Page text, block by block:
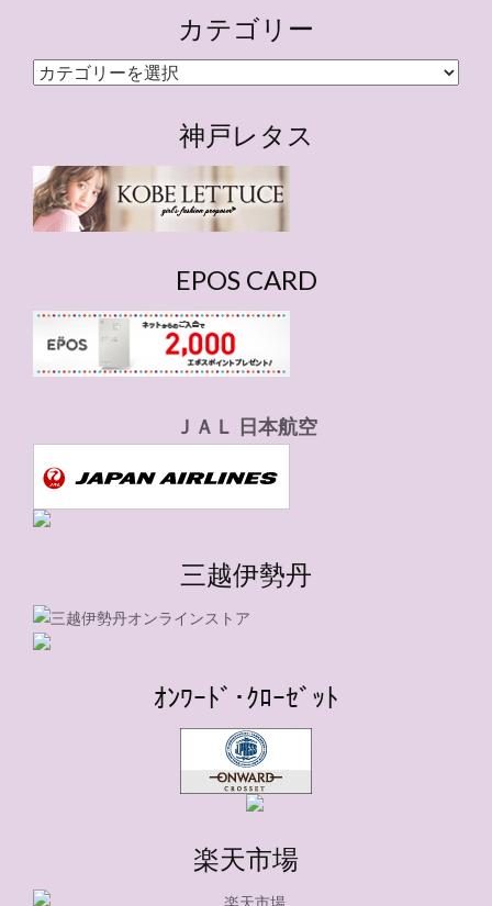
カテゴリー
カ
ー
神戸レタス
EPOS CARD
ＪＡＬ 日本航空
三越伊勢丹
ｵﾝﾜｰﾄﾞ･ｸﾛｰｾﾞｯﾄ
楽天市場